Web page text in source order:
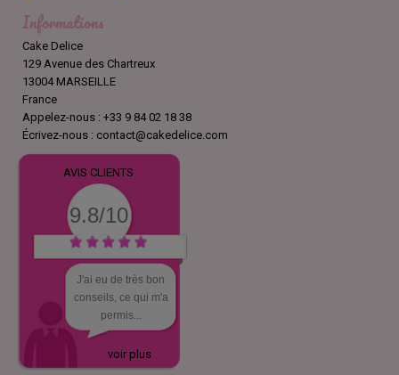
Informations
Cake Delice
129 Avenue des Chartreux
13004 MARSEILLE
France
Appelez-nous : +33 9 84 02 18 38
Écrivez-nous : contact@cakedelice.com
AVIS CLIENTS
9.8/10
J'ai eu de très bon
conseils, ce qui m'a
permis...
voir plus